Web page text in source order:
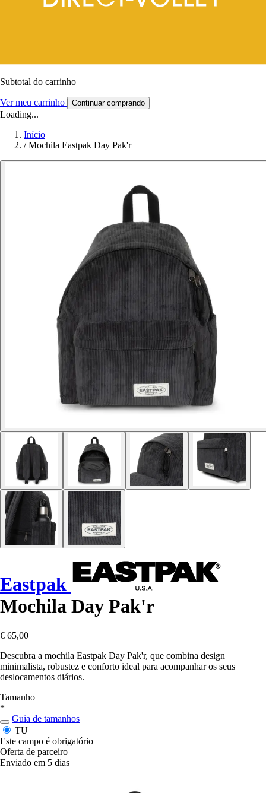
Subtotal do carrinho
Ver meu carrinho Continuar comprando
Loading...
Início
/ Mochila Eastpak Day Pak'r
Eastpak
Mochila Day Pak'r
€ 65,00
Descubra a mochila Eastpak Day Pak'r, que combina design
minimalista, robustez e conforto ideal para acompanhar os seus
deslocamentos diários.
Tamanho
*
Guia de tamanhos
TU
Este campo é obrigatório
Oferta de parceiro
Enviado em 5 dias